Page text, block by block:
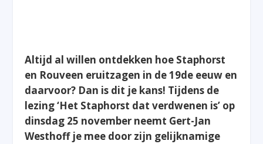
Altijd al willen ontdekken hoe Staphorst
en Rouveen eruitzagen in de 19de eeuw en
daarvoor? Dan is dit je kans! Tijdens de
lezing ‘Het Staphorst dat verdwenen is’ op
dinsdag 25 november neemt Gert-Jan
Westhoff je mee door zijn gelijknamige